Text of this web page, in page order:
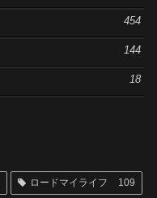
454
144
18
ロードマイライフ 109